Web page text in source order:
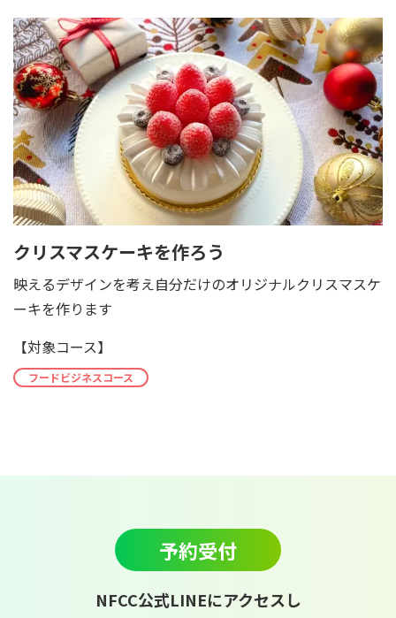
クリスマスケーキを作ろう
映えるデザインを考え自分だけのオリジナルクリスマスケ
ーキを作ります
【対象コース】
フードビジネスコース
予約受付
NFCC公式LINEにアクセスし